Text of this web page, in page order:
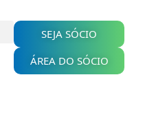
SEJA SÓCIO
ÁREA DO SÓCIO